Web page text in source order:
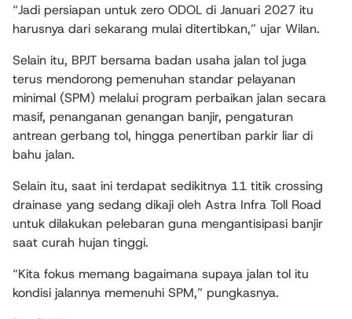
“Jadi persiapan untuk zero ODOL di Januari 2027 itu
harusnya dari sekarang mulai ditertibkan,” ujar Wilan.
Selain itu, BPJT bersama badan usaha jalan tol juga
terus mendorong pemenuhan standar pelayanan
minimal (SPM) melalui program perbaikan jalan secara
masif, penanganan genangan banjir, pengaturan
antrean gerbang tol, hingga penertiban parkir liar di
bahu jalan.
Selain itu, saat ini terdapat sedikitnya 11 titik crossing
drainase yang sedang dikaji oleh Astra Infra Toll Road
untuk dilakukan pelebaran guna mengantisipasi banjir
saat curah hujan tinggi.
“Kita fokus memang bagaimana supaya jalan tol itu
kondisi jalannya memenuhi SPM,” pungkasnya.